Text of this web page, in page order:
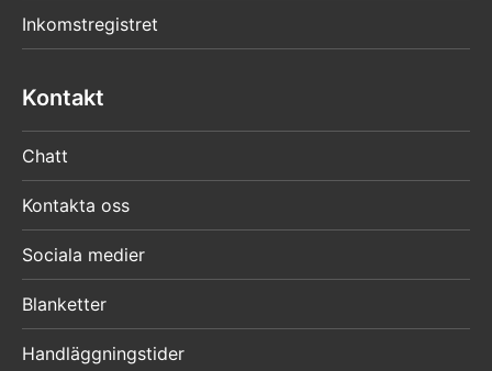
Inkomstregistret
Kontakt
Chatt
Kontakta oss
Sociala medier
Blanketter
Handläggningstider